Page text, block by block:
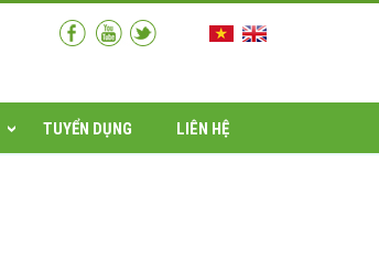
TUYỂN DỤNG LIÊN HỆ